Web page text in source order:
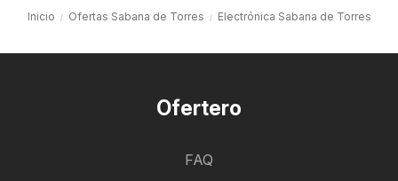
Inicio Ofertas Sabana de Torres Electrónica Sabana de Torres
Ofertero
FAQ